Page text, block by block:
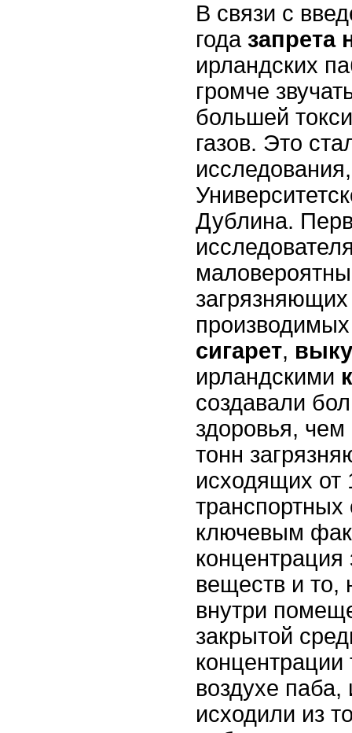
В связи с
года запрета
ирландских
громче
большей
газов. Это
Дублина.
сигарет,
ирландскими
создавали
здоровья,
тонн
исходящих от
ключевым
веществ и то,
внутри
закрытой
воздухе паба,
исходили из